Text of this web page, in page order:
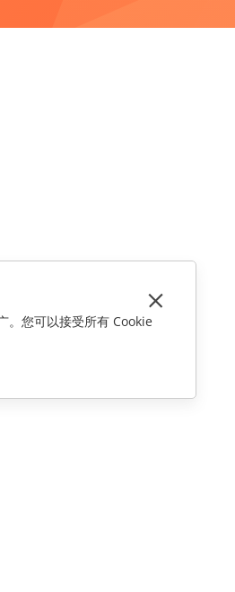
。您可以接受所有 Cookie